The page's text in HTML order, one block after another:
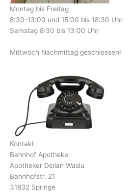
Montag bis Freitag
8:30-13:00 und 15:00 bis 18:30 Uhr
Samstag 8:30 bis 13:00 Uhr
Mittwoch Nachmittag geschlossen!
Kontakt
Bahnhof Apotheke
Apotheker Deilan Waslu
Bahnhofstr. 21
31832 Springe